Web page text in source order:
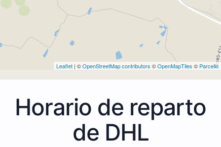
Leaflet | ©OpenStreetMap contributors ©OpenMapTiles © Parcello
Horario de reparto
de DHL